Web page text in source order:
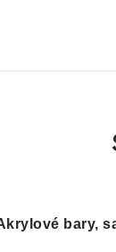
bary,